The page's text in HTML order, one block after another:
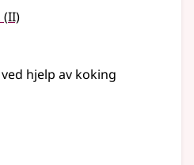
(2
II)
hjelp av koking